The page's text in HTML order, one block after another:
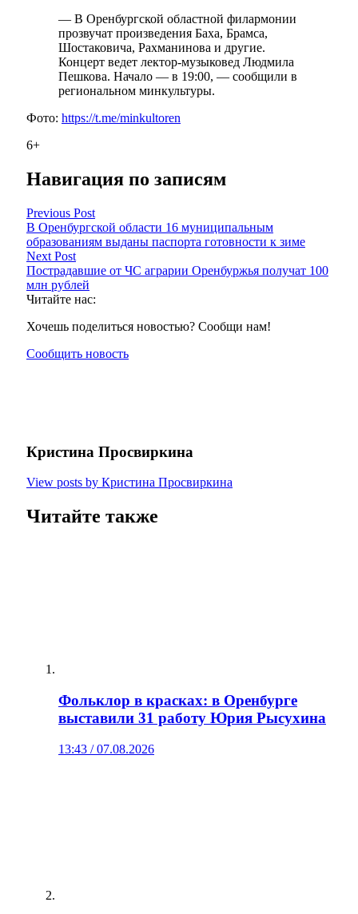
— В Оренбургской областной филармонии
прозвучат произведения Баха, Брамса,
Шостаковича, Рахманинова и другие.
Концерт ведет лектор-музыковед Людмила
Пешкова. Начало — в 19:00, — сообщили в
региональном минкультуры.
Фото: https://t.me/minkultoren
6+
Навигация по записям
Previous Post
В Оренбургской области 16 муниципальным
образованиям выданы паспорта готовности к зиме
Next Post
Пострадавшие от ЧС аграрии Оренбуржья получат 100
млн рублей
Читайте нас:
Хочешь поделиться новостью? Сообщи нам!
Сообщить новость
Кристина Просвиркина
View posts by Кристина Просвиркина
Читайте также
Фольклор в красках: в Оренбурге
выставили 31 работу Юрия Рысухина
13:43 / 07.08.2026